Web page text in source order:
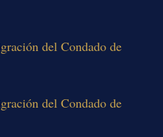
del Condado de
del Condado de